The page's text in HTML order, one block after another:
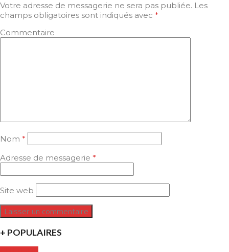
Votre adresse de messagerie ne sera pas publiée. Les
champs obligatoires sont indiqués avec *
Commentaire
Nom *
Adresse de messagerie *
Site web
+ POPULAIRES